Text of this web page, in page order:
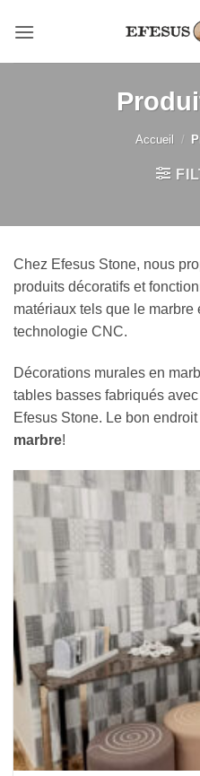
Accueil /
Chez Efesus Stone, nous
produits décoratifs et
matériaux tels que le marbre
technologie CNC.
Décorations murales en
tables basses fabriqués
Efesus Stone. Le bon
marbre!